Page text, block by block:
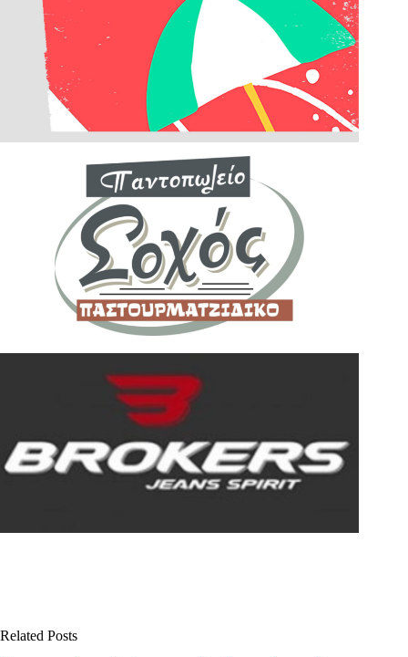
Related Posts